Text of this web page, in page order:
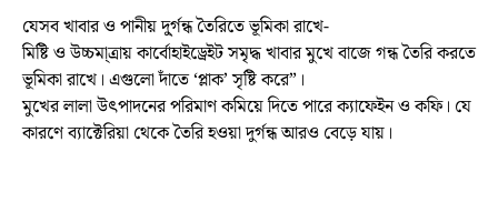
যেসব খাবার ও পানীয় দু্র্গন্ধ তৈরিতে ভূমিকা রাখে-
মিষ্টি ও উচ্চমা্ত্রায় কার্বোহাইড্রেইট সমৃদ্ধ খাবার মুখে বাজে গন্ধ তৈরি করতে
ভূমিকা রাখে। এগুলো দাঁতে ‘প্লাক’ সৃষ্টি করে”।
মুখের লালা উৎপাদনের পরিমাণ কমিয়ে দিতে পারে ক্যাফেইন ও কফি। যে
কারণে ব্যাক্টেরিয়া থেকে তৈরি হওয়া দুর্গন্ধ আরও বেড়ে যায়।